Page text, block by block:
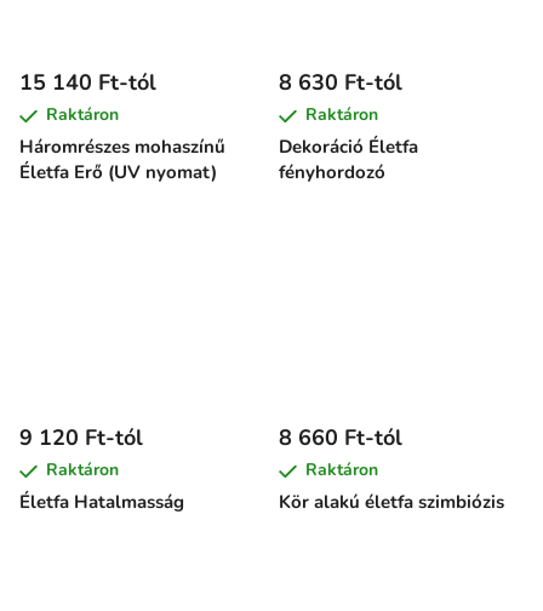
Háromrészes mohaszínű
Életfa Erő (UV nyomat)
15 140 Ft-tól
Raktáron
Dekoráció Életfa
fényhordozó
8 630 Ft-tól
Raktáron
Életfa Hatalmasság
9 120 Ft-tól
Raktáron
Kör alakú életfa szimbiózis
8 660 Ft-tól
Raktáron